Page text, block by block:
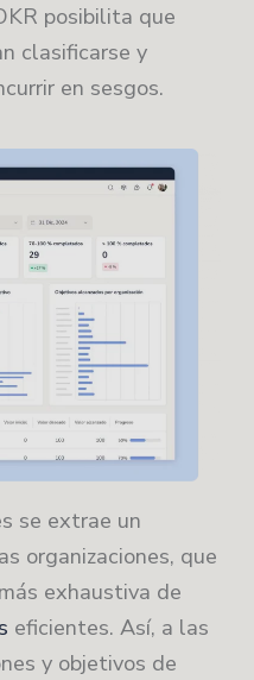
posibilita que
clasificarse y
en sesgos.
se extrae un
organizaciones, que
exhaustiva de
eficientes. Así, a las
y objetivos de